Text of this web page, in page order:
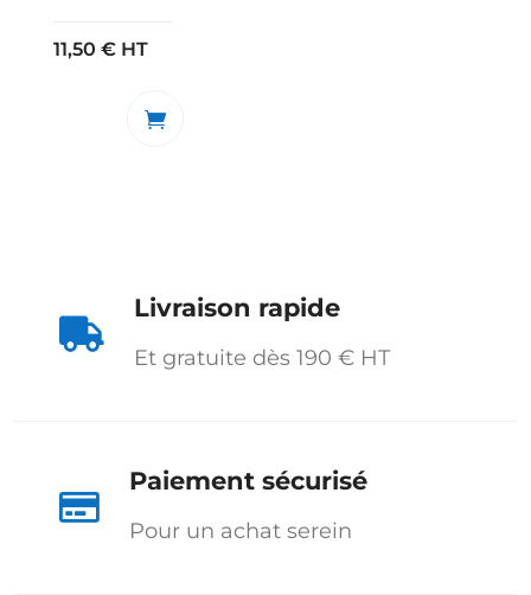
11,50 € HT

Livraison rapide
Et gratuite dès 190 € HT

Paiement sécurisé
Pour un achat serein